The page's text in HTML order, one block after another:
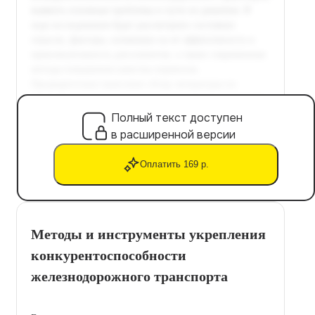
Полный текст доступен
в расширенной версии
Оплатить 169 р.
Методы и инструменты укрепления
конкурентоспособности
железнодорожного транспорта